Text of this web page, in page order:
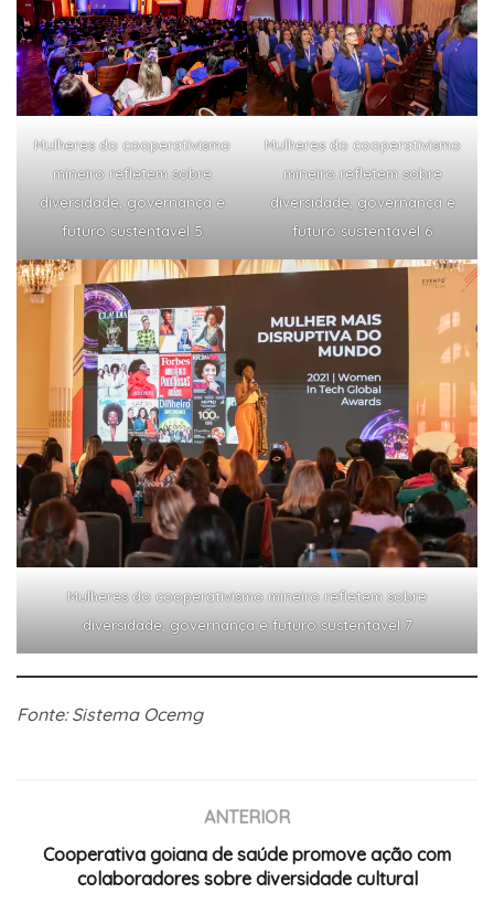
Mulheres do cooperativismo
mineiro refletem sobre
diversidade, governança e
futuro sustentável 5
Mulheres do cooperativismo
mineiro refletem sobre
diversidade, governança e
futuro sustentável 6
Mulheres do cooperativismo mineiro refletem sobre
diversidade, governança e futuro sustentável 7
Fonte: Sistema Ocemg
ANTERIOR
Cooperativa goiana de saúde promove ação com
colaboradores sobre diversidade cultural